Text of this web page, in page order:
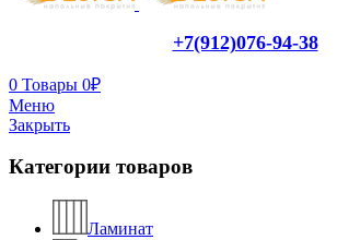
+7(912)076-94-38
0 Товары 0₽
Меню
Закрыть
Категории товаров
Ламинат